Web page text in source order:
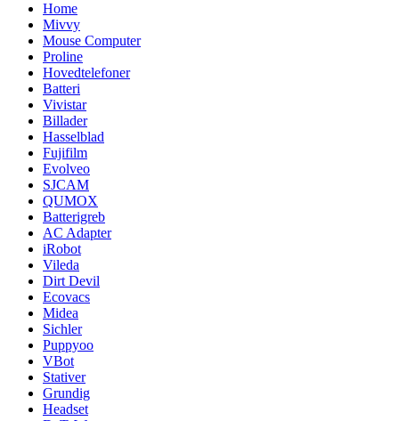
Home
Mivvy
Mouse Computer
Proline
Hovedtelefoner
Batteri
Vivistar
Billader
Hasselblad
Fujifilm
Evolveo
SJCAM
QUMOX
Batterigreb
AC Adapter
iRobot
Vileda
Dirt Devil
Ecovacs
Midea
Sichler
Puppyoo
VBot
Stativer
Grundig
Headset